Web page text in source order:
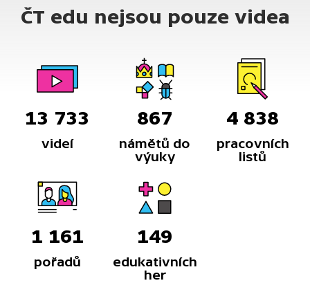
угорського престолу. Вбивство в Сараєві
вважається однією з причин Першої світової
ČT edu nejsou pouze videa
13 733
videí
867
námětů do
výuky
4 838
pracovních
listů
1 161
pořadů
149
edukativních
her